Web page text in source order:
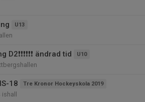
U13
D2❗❗❗❗❗❗ ändrad tid U10
18 Tre Kronor Hockeyskola 2019